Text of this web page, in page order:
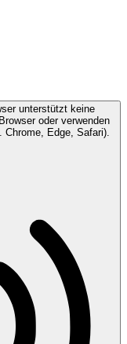
unterstützt keine
oder verwenden
Edge, Safari).